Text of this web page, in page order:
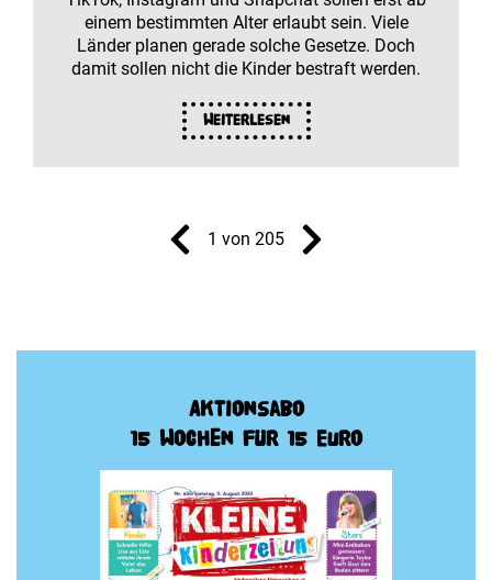
einem bestimmten Alter erlaubt sein. Viele
Länder planen gerade solche Gesetze. Doch
damit sollen nicht die Kinder bestraft werden.
Weiterlesen
1 von 205
Aktionsabo
15 Wochen für 15 Euro